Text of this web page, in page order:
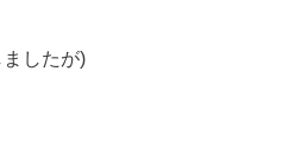
したが)